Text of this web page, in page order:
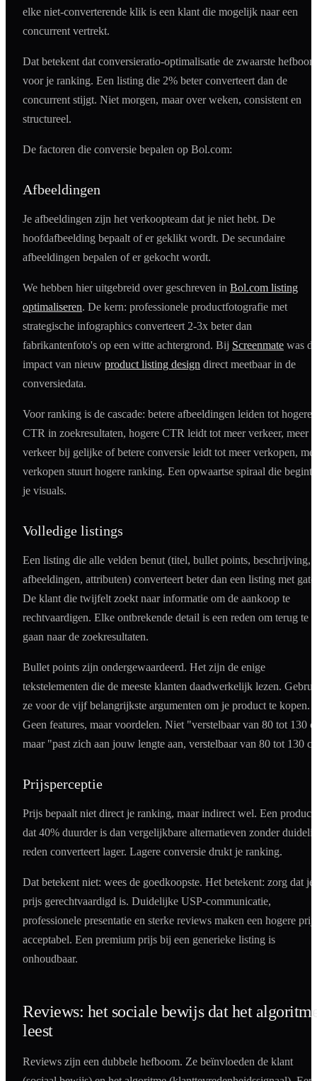
elke niet-converterende klik is een klant die mogelijk naar een
concurrent vertrekt.
Dat betekent dat conversieratio-optimalisatie de zwaarste
voor je ranking. Een listing die 2% beter converteert dan de
concurrent stijgt. Niet morgen, maar over weken, consistent en
structureel.
De factoren die conversie bepalen op Bol.com:
Afbeeldingen
Je afbeeldingen zijn het verkoopteam dat je niet hebt. De
hoofdafbeelding bepaalt of er geklikt wordt. De secundaire
afbeeldingen bepalen of er gekocht wordt.
We hebben hier uitgebreid over geschreven in Bol.com listing
optimaliseren. De kern: professionele productfotografie met
strategische infographics converteert 2-3x beter dan
fabrikantenfoto's op een witte achtergrond. Bij Screenmate was de
impact van nieuw product listing design direct meetbaar in de
conversiedata.
Voor ranking is de cascade: betere afbeeldingen leiden tot hogere
CTR in zoekresultaten, hogere CTR leidt tot meer verkeer, meer
verkeer bij gelijke of betere conversie leidt tot meer verkopen,
verkopen stuurt hogere ranking. Een opwaartse spiraal die begint
je visuals.
Volledige listings
Een listing die alle velden benut (titel, bullet points, beschrijving,
afbeeldingen, attributen) converteert beter dan een listing met
De klant die twijfelt zoekt naar informatie om de aankoop te
rechtvaardigen. Elke ontbrekende detail is een reden om terug te
gaan naar de zoekresultaten.
Bullet points zijn ondergewaardeerd. Het zijn de enige
tekstelementen die de meeste klanten daadwerkelijk lezen.
ze voor de vijf belangrijkste argumenten om je product te kopen.
Geen features, maar voordelen. Niet "verstelbaar van 80 tot 130
maar "past zich aan jouw lengte aan, verstelbaar van 80 tot 130
Prijsperceptie
Prijs bepaalt niet direct je ranking, maar indirect wel. Een product
dat 40% duurder is dan vergelijkbare alternatieven zonder
reden converteert lager. Lagere conversie drukt je ranking.
Dat betekent niet: wees de goedkoopste. Het betekent: zorg dat je
prijs gerechtvaardigd is. Duidelijke USP-communicatie,
professionele presentatie en sterke reviews maken een hogere prijs
acceptabel. Een premium prijs bij een generieke listing is
onhoudbaar.
Reviews: het sociale bewijs dat het
leest
Reviews zijn een dubbele hefboom. Ze beïnvloeden de klant